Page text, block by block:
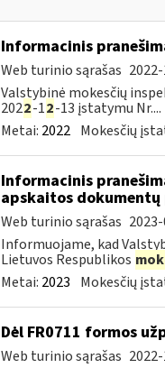
Informacinis
Web turinio sąrašas
Valstybinė mokesčių
2022-12-13 įstatymu Nr....
Metai: 2022 Mokesčių
Informacinis
apskaitos
Web turinio sąrašas
Informuojame, kad
Lietuvos Respublikos
Metai: 2023 Mokesčių
Dėl FR0711 formos
Web turinio sąrašas